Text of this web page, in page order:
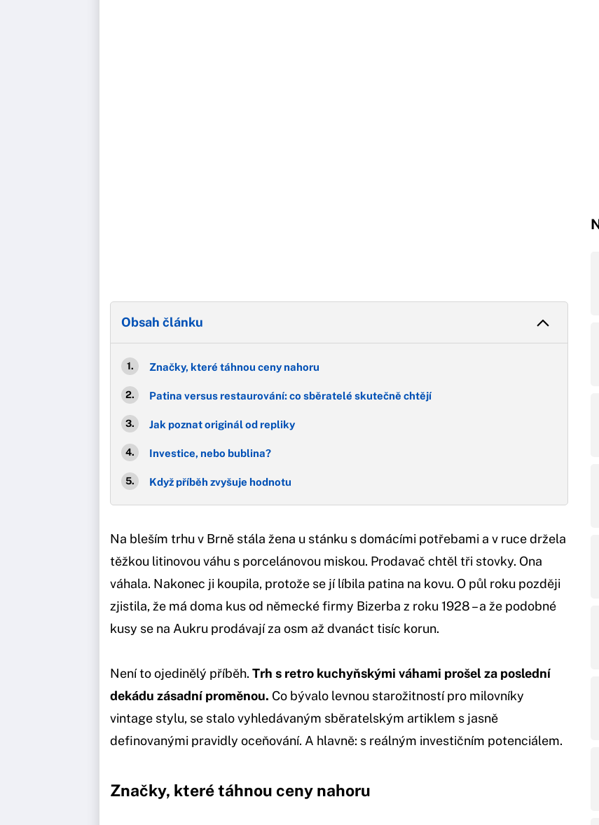
Obsah článku
Značky, které táhnou ceny nahoru
Patina versus restaurování: co sběratelé skutečně chtějí
Jak poznat originál od repliky
Investice, nebo bublina?
Když příběh zvyšuje hodnotu
Na bleším trhu v Brně stála žena u stánku s domácími potřebami a v ruce držela
těžkou litinovou váhu s porcelánovou miskou. Prodavač chtěl tři stovky. Ona
váhala. Nakonec ji koupila, protože se jí líbila patina na kovu. O půl roku později
zjistila, že má doma kus od německé firmy Bizerba z roku 1928 – a že podobné
kusy se na Aukru prodávají za osm až dvanáct tisíc korun.
Není to ojedinělý příběh. Trh s retro kuchyňskými váhami prošel za poslední
dekádu zásadní proměnou. Co bývalo levnou starožitností pro milovníky
vintage stylu, se stalo vyhledávaným sběratelským artiklem s jasně
definovanými pravidly oceňování. A hlavně: s reálným investičním potenciálem.
Značky, které táhnou ceny nahoru